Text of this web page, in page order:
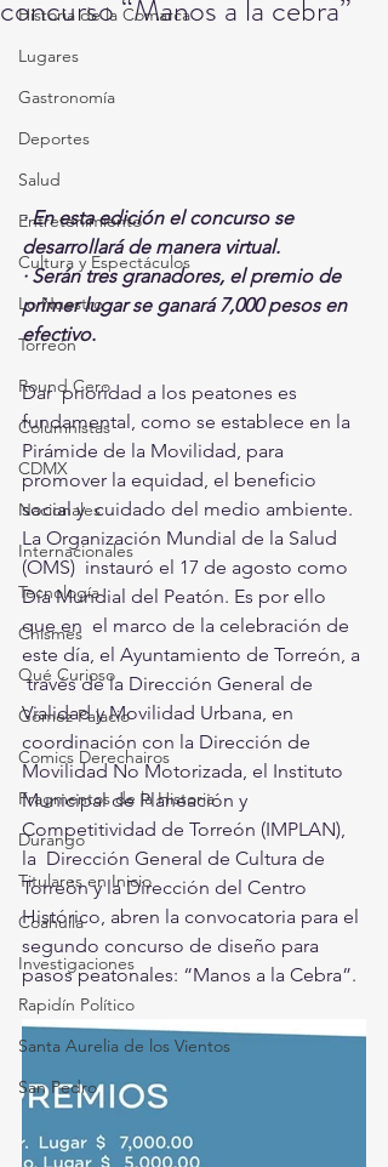
Historia de la Comarca
Lugares
Gastronomía
Deportes
Salud
Entretenimiento
Cultura y Espectáculos
Lo Nuestro
Torreón
Round Cero
Columnistas
CDMX
Nacionales
Internacionales
Tecnología
Chismes
Qué Curioso
Gómez Palacio
Comics Derechairos
Fragmentos de la Historia
Durango
Titulares en Inicio
Coahuila
Investigaciones
Rapidín Político
Santa Aurelia de los Vientos
San Pedro
concurso “Manos a la cebra”
· En esta edición el concurso se
desarrollará de manera virtual.
· Serán tres granadores, el premio de
primer lugar se ganará 7,000 pesos en
efectivo.
Dar  prioridad a los peatones es
fundamental, como se establece en la
Pirámide de la Movilidad, para
promover la equidad, el beneficio
social y  cuidado del medio ambiente.
La Organización Mundial de la Salud
(OMS)  instauró el 17 de agosto como
Día Mundial del Peatón. Es por ello
que en  el marco de la celebración de
este día, el Ayuntamiento de Torreón, a
través de la Dirección General de
Vialidad y Movilidad Urbana, en
coordinación con la Dirección de
Movilidad No Motorizada, el Instituto
Municipal de Planeación y
Competitividad de Torreón (IMPLAN),
la  Dirección General de Cultura de
Torreón y la Dirección del Centro
Histórico, abren la convocatoria para el
segundo concurso de diseño para
pasos peatonales: “Manos a la Cebra”.